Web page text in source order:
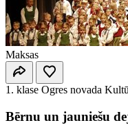
Maksas
1. klase Ogres novada
Bērnu un jauniešu